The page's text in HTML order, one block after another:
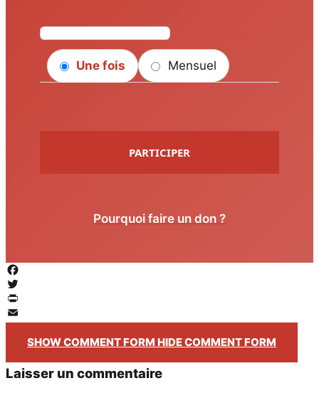
Une fois Mensuel
PARTICIPER
Pourquoi faire un don ?
Facebook
Twitter
PrintFriendly
Email
SHOW COMMENT FORM HIDE COMMENT FORM
Laisser un commentaire